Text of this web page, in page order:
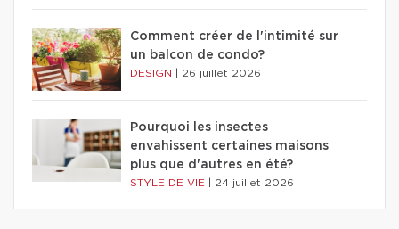
Comment créer de l'intimité sur
un balcon de condo?
DESIGN 26 juillet 2026
Pourquoi les insectes
envahissent certaines maisons
plus que d'autres en été?
STYLE DE VIE 24 juillet 2026